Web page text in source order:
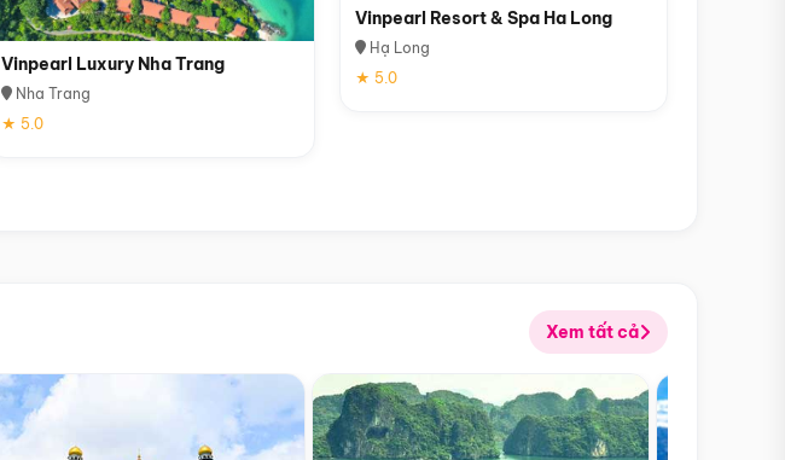
Vinpearl Luxury Nha Trang
Nha Trang
★ 5.0
Vinpearl Resort & Spa Ha Long
Hạ Long
★ 5.0
Xem tất cả